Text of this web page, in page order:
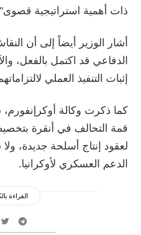
ذات أهمية استراتيجية
أشار الوزير أيضاً إلى أن
الدفاعي قد اكتمل بالفعل،
إثبات التنفيذ العملي
كما ذكرت وكالة
قمة التحالف في أنقرة
لعقود إنتاج أسلحة جديدة،
الدعم العسكري لأوكرانيا.
القراءة